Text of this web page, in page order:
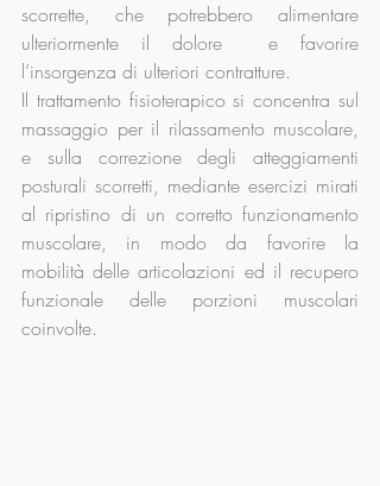
scorrette, che potrebbero alimentare
ulteriormente il dolore  e favorire
l’insorgenza di ulteriori contratture.
Il trattamento fisioterapico si concentra sul
massaggio per il rilassamento muscolare,
e sulla correzione degli atteggiamenti
posturali scorretti, mediante esercizi mirati
al ripristino di un corretto funzionamento
muscolare, in modo da favorire la
mobilità delle articolazioni ed il recupero
funzionale delle porzioni muscolari
coinvolte.